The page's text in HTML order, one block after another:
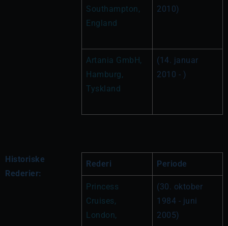
Southampton,
England
2010)
Artania GmbH,
Hamburg,
Tyskland
(14. januar
2010 - )
Historiske
Rederier:
Rederi Periode
Princess
Cruises,
London,
(30. oktober
1984 - juni
2005)